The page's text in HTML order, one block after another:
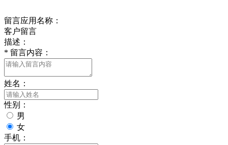
留言应用名称：
客户留言
描述：
* 留言内容：
姓名：
性别：
男
女
手机：